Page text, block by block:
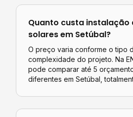
Quanto custa instalação
solaresem Setúbal?
O preço varia conforme o tipo
complexidade do projeto. Na
pode comparar até 5
diferentes em Setúbal ,